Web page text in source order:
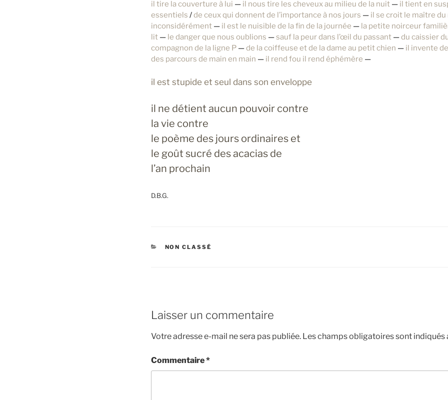
il tire la couverture à lui — il nous tire les cheveux au milieu de la nuit — il tient en
essentiels /de ceux qui donnent de l’importance à nos jours — il se croit le maître du
inconsidérément — il est le nuisible de la fin de la journée — la petite noirceur
lit — le danger que nous oublions —sauf la peur dans l’œil du passant —du caissier
compagnon de la ligne P —de la coiffeuse et de la dame au petit chien — il invente
des parcours de main en main — il rend fou il rend éphémère —
il est stupide et seul dans son enveloppe
il ne détient aucun pouvoir contre
la vie contre
le poème des jours ordinaires et
le goût sucré des acacias de
l’an prochain
D.B.G.
CATÉGORIES
NON CLASSÉ
Laisser un commentaire
Votre adresse e-mail ne sera pas publiée. Les champs obligatoires sont indiqués
Commentaire*